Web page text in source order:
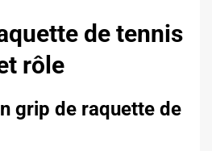
de tennis
rôle
grip de raquette de